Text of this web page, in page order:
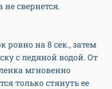
свернется.
ровно на 8 сек., затем
с ледяной водой. От
мгновенно
только стянуть ее